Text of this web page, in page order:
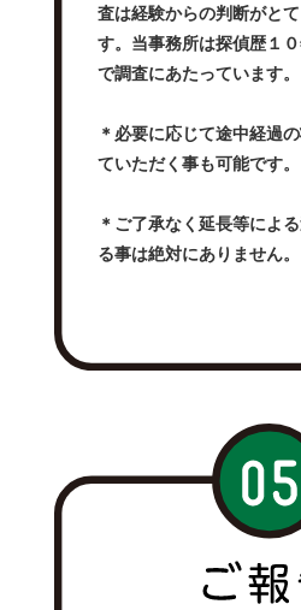
査は経験からの判断がと
す。当事務所は探偵歴１
で調査にあたっています。
＊必要に応じて途中経過
ていただく事も可能です。
＊ご了承なく延長等によ
る事は絶対にありません。